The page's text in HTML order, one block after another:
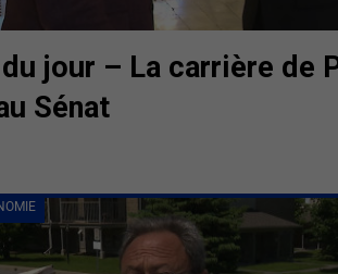
jour – La carrière de
Sénat